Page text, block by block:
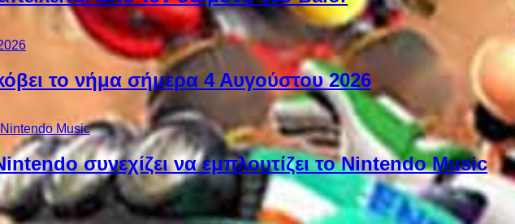
το νήμα σήμερα 4 Αυγούστου 2026
συνεχίζει να εμπλουτίζει το Nintendo Music